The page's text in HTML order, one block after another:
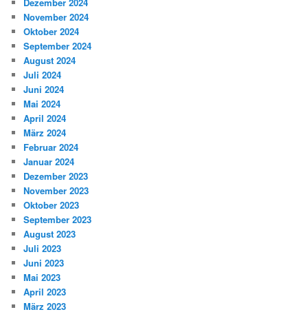
Dezember 2024
November 2024
Oktober 2024
September 2024
August 2024
Juli 2024
Juni 2024
Mai 2024
April 2024
März 2024
Februar 2024
Januar 2024
Dezember 2023
November 2023
Oktober 2023
September 2023
August 2023
Juli 2023
Juni 2023
Mai 2023
April 2023
März 2023